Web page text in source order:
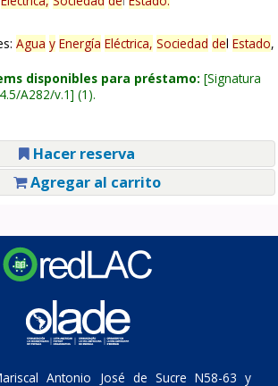
Agua y Energía Eléctrica, Sociedad del Estado,
disponibles para préstamo: Signatura
A282/v.1 (1).
Hacer reserva
Agregar al carrito
Antonio José de Sucre N58-63 y